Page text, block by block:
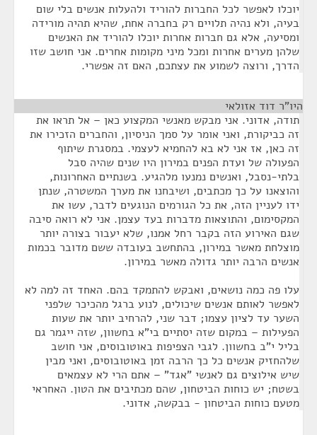
יוכלו לאפשר לכל החברות להוריד ולהעלות אנשים בלי שום
בעיה, ולא נהיה תלויים רק בחברה אחת, שהיא תהיה מורידה
ומסיעה, אלא גם חברות אחרות יוכלו להוריד את האנשים
שלהן מערים אחרות ומכל מיני מקומות אחרים. אני חושב שזו
הדרך, ורוצה לשמוע את עצתכם, האם זה אפשרי.
היו"ר דוד אזולאי
תודה, אדוני. אני מבקש מאנשי המקצוע כאן – אל תראו את
זה כביקורת, ואני אומר על סמך הניסיון, והחברים הזכירו את
זה כאן, אז אני לא בא להחמיא לעצמי. במסגרת שיתוף
הפעולה של ועדת הפנים במירון היו שנים שהיה סבל
בלתי-נסבל, ואנשים נמנעו מלהגיע. בשנתיים האחרונות,
והוצאנו על כך מכתבים, ושיבחנו את מערך המשטרה, שנתן
ידו לעניין הזה, את כל הגורמים הנוגעים לדבר, עשו את
המקסימום, והתוצאות מדברות בעד עצמן. אני לא רואה סיבה
שגם האירוע הזה בקבר רחל אמנו, שלא יעבור בצורה יותר
מוצלחת מאשר במירון, בהתחשב בעובדה ששם מדובר בכמות
אנשים הרבה יותר גדולה מאשר במירון.
עלו פה כמה נושאים, ואבקש להתמקד בהם. האחד זה למה לא
לאפשר לאותם אנשים שיכולים, לנוע ברגל מהכיכר שלפני
השער עד לציון עצמו; דבר שני, להרחיב יותר את שעות
הפעילות – במקום שזה יסתיים בי"א בחשוון, שזה ייגמר גם
בליל י"ב בחשוון. לגבי הצפיפות באוטובוסים, אני חושב
שלהחזיק אנשים כל כך הרבה זמן באוטובוסים, ואני מבין
שיש אילוצים גם לאנשי "אגד" – אתם הרי לא עצמאים
בשטח; יש כוחות הביטחון, שהם מכתיבים את הטון. האחראי
מטעם כוחות הביטחון - בבקשה, אדוני.